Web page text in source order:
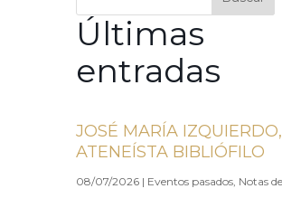
Últimas
entradas
JOSÉ MARÍA
ATENEÍSTA BIBLIÓFILO
08/07/2026 | Eventos pasados, Notas